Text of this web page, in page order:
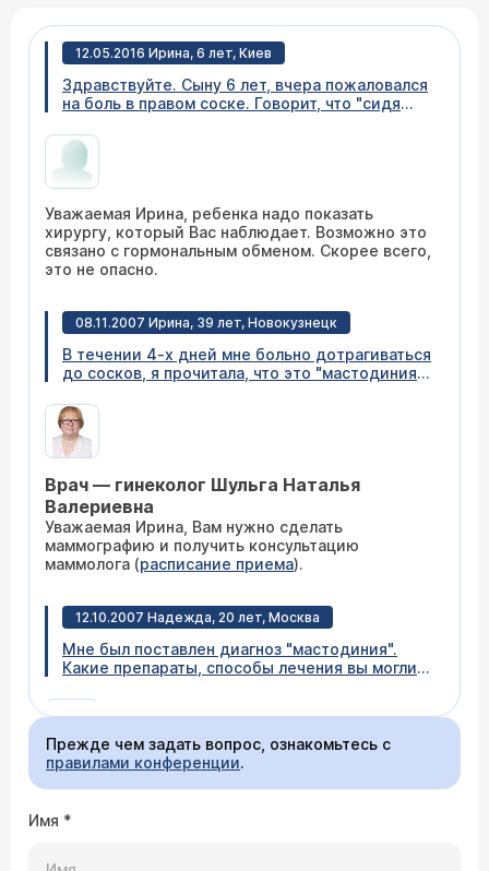
12.05.2016 Ирина, 6 лет, Киев
Здравствуйте. Сыну 6 лет, вчера пожаловался
на боль в правом соске. Говорит, что "сидя
обнаружила, кожа не гиперемирована, при
пальпации не болезнена, но при нажатии на
сорочек в центре будто упираюсь во что-то и
поняла, не беспокоит, только при нажатии.
Неоднократно замечала, что его прям тянет к
соску, то потрогать, то покрутить его.
Постоянно делала замечания, говорила, что
Подскажите пожалуйста, к кому нам
обратиться за консультацией? Что это может
быть? Опасно ли? И что можно сделать в
домашних условиях до осмотра врача?
Спасибо
Уважаемая Ирина, ребенка надо показать
хирургу, который Вас наблюдает. Возможно это
связано с гормональным обменом. Скорее всего,
это не опасно.
08.11.2007 Ирина, 39 лет, Новокузнецк
В течении 4-х дней мне больно дотрагиваться
до сосков, я прочитала, что это "мастодиния".
применить.
Врач — гинеколог Шульга Наталья
Валериевна
Уважаемая Ирина, Вам нужно сделать
маммографию и получить консультацию
маммолога (расписание приема).
12.10.2007 Надежда, 20 лет, Москва
Мне был поставлен диагноз "мастодиния".
Какие препараты, способы лечения вы могли
Чаще всего в Вашем возрасте рекомендуют
также биологически активные добавки.
Прежде чем задать вопрос, ознакомьтесь с
правилами конференции.
Имя *